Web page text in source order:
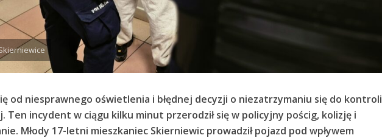
od niesprawnego oświetlenia i błędnej decyzji o niezatrzymaniu się do kontroli
Ten incydent w ciągu kilku minut przerodził się w policyjny pościg, kolizję i
Młody 17-letni mieszkaniec Skierniewic prowadził pojazd pod wpływem